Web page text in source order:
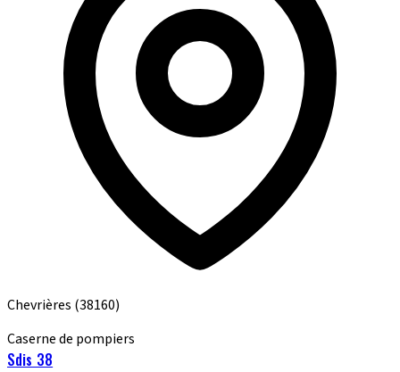
Chevrières (38160)
Caserne de pompiers
Sdis 38